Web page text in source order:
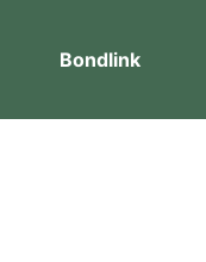
Bondlink